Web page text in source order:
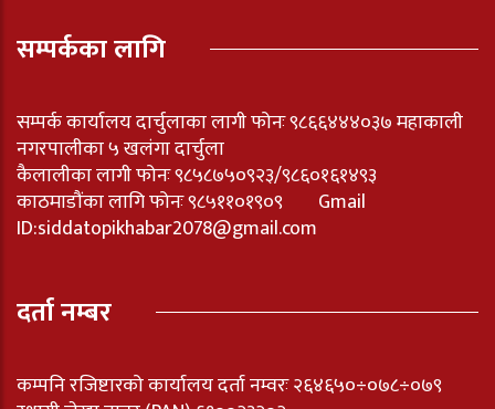
सम्पर्कका लागि
सम्पर्क कार्यालय दार्चुलाका लागी फोनः ९८६६४४४०३७ महाकाली
नगरपालीका ५ खलंगा दार्चुला
कैलालीका लागी फोनः ९८५८७५०९२३/९८६०१६१४९३
काठमाडौंका लागि फोनः ९८५११०१९०९ Gmail
ID:siddatopikhabar2078@gmail.com
दर्ता नम्बर
कम्पनि रजिष्टारको कार्यालय दर्ता नम्वरः २६४६५०÷०७८÷०७९